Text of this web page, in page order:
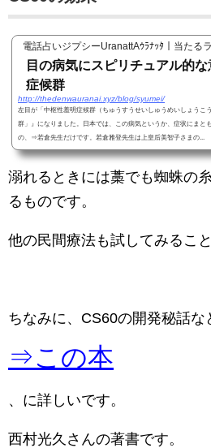
電話占いジプシーUranattAｳﾗﾅｯﾀ｜当たる
目の病気にスピリチュアル的
症候群
http://thedenwauranai.xyz/blog/syumei/
左目が「中枢性羞明症候群（ちゅうすうせいしゅうめいしょうこ
群」』になりました。日本では、この病気というか、症状にまと
の、⇒若倉先生だけです。若倉雅登先生は上皇后美智子さまの...
溺れるときには藁でも蜘蛛の
るものです。
他の民間療法も試してみるこ
ちなみに、CS60の開発秘話な
⇒この本
、に詳しいです。
西村光久さんの著書です。